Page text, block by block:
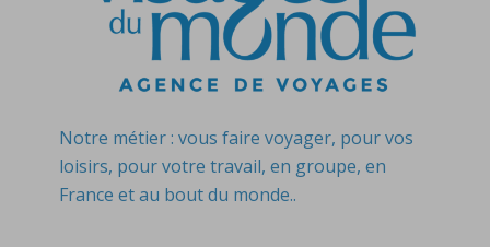
Notre métier : vous faire voyager, pour vos
loisirs, pour votre travail, en groupe, en
France et au bout du monde..